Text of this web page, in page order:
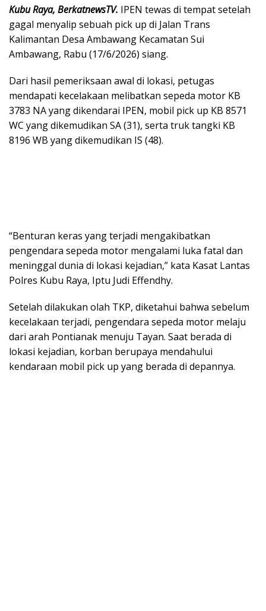
Kubu Raya, BerkatnewsTV. IPEN tewas di tempat setelah
gagal menyalip sebuah pick up di Jalan Trans
Kalimantan Desa Ambawang Kecamatan Sui
Ambawang, Rabu (17/6/2026) siang.
Dari hasil pemeriksaan awal di lokasi, petugas
mendapati kecelakaan melibatkan sepeda motor KB
3783 NA yang dikendarai IPEN, mobil pick up KB 8571
WC yang dikemudikan SA (31), serta truk tangki KB
8196 WB yang dikemudikan IS (48).
“Benturan keras yang terjadi mengakibatkan
pengendara sepeda motor mengalami luka fatal dan
meninggal dunia di lokasi kejadian,” kata Kasat Lantas
Polres Kubu Raya, Iptu Judi Effendhy.
Setelah dilakukan olah TKP, diketahui bahwa sebelum
kecelakaan terjadi, pengendara sepeda motor melaju
dari arah Pontianak menuju Tayan. Saat berada di
lokasi kejadian, korban berupaya mendahului
kendaraan mobil pick up yang berada di depannya.